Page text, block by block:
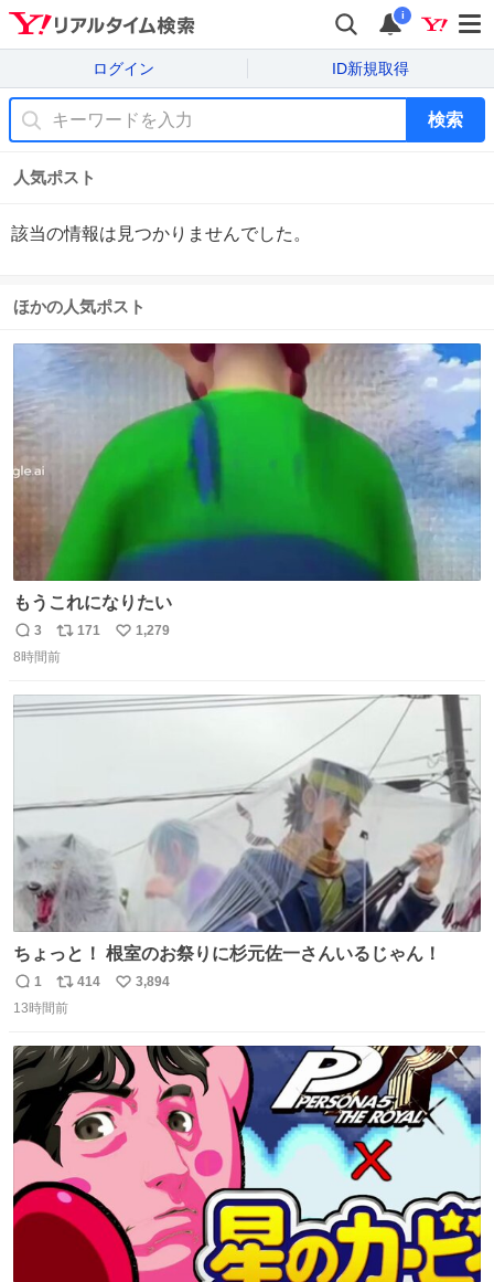
i
ログイン ID新規取得
検索
人気ポスト
該当の情報は見つかりませんでした。
ほかの人気ポスト
もうこれになりたい
返
信
3
リ
ポ
ト
171
い
数
1,279
8時間前
ちょっと！ 根室のお祭りに杉元佐一さんいるじゃん！
返
信
1
リ
ポ
ト
数
414
い
数
3,894
13時間前